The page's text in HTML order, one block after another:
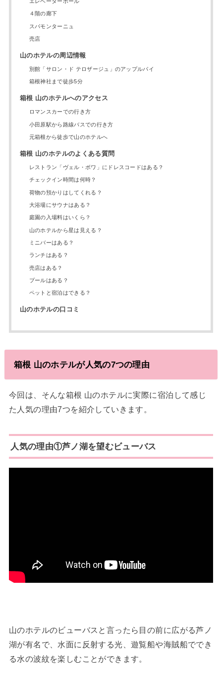
４階の廊下
スパモンターニュ
売店
山のホテルの周辺情報
別館「サロン・ド テロザージュ」のアップルパイ
箱根神社まで徒歩5分
箱根 山のホテルへのアクセス
ロマンスカーでの行き方
小田原駅から路線バスでの行き方
元箱根から徒歩で山のホテルへ
箱根 山のホテルのよくある質問
レストラン「ヴェル・ボワ」にドレスコードはある？
チェックイン時間は何時？
荷物の預かりはしてくれる？
大浴場にサウナはある？
庭園の入場料はいくら？
山のホテルから星は見える？
ミニバーはある？
ランチはある？
売店はある？
プールはある？
ペットと宿泊はできる？
山のホテルの口コミ
箱根 山のホテルが人気の7つの理由
今回は、そんな箱根 山のホテルに実際に宿泊して感じ
た人気の理由7つを紹介していきます。
人気の理由①芦ノ湖を望むビューバス
山のホテルのビューバスと言ったら目の前に広がる芦ノ
湖が有名で、水面に反射する光、遊覧船や海賊船ででき
る水の波紋を楽しむことができます。